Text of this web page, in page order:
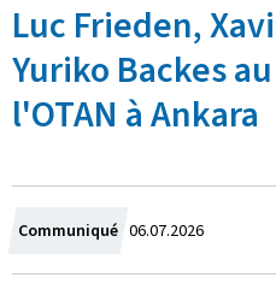
lLuc Frieden,
Yuriko Backes
l'OTAN à Ankara
Communiqué C
r
06.07.2026